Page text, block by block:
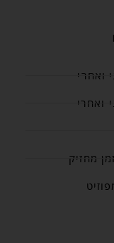
ואחרי
ואחרי
מחזיק